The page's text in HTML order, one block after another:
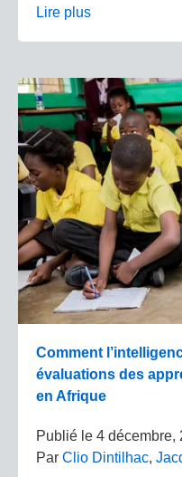
Lire plus
Comment
évaluations des
en Afrique
Publié le 4 décembre,
Par Clio Dintilhac,